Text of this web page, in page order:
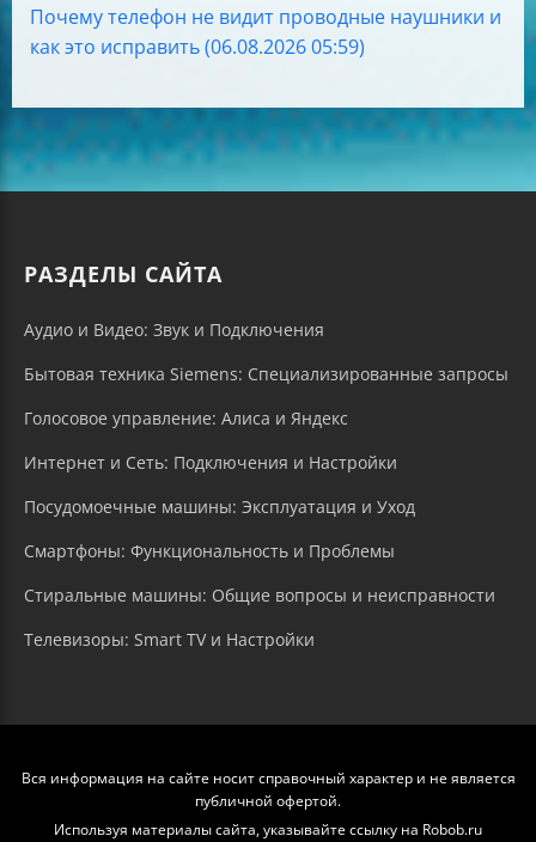
Почему телефон не видит проводные наушники и
как это исправить (06.08.2026 05:59)
РАЗДЕЛЫ САЙТА
Аудио и Видео: Звук и Подключения
Бытовая техника Siemens: Специализированные запросы
Голосовое управление: Алиса и Яндекс
Интернет и Сеть: Подключения и Настройки
Посудомоечные машины: Эксплуатация и Уход
Смартфоны: Функциональность и Проблемы
Стиральные машины: Общие вопросы и неисправности
Телевизоры: Smart TV и Настройки
Вся информация на сайте носит справочный характер и не является
публичной офертой.
Используя материалы сайта, указывайте ссылку на Robob.ru